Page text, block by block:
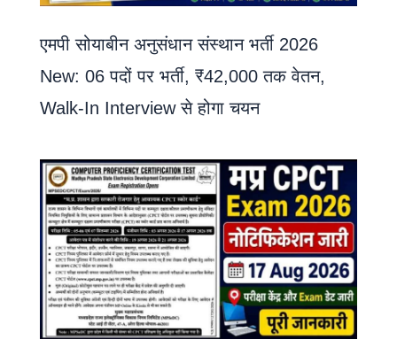
एमपी सोयाबीन अनुसंधान संस्थान भर्ती 2026
New: 06 पदों पर भर्ती, ₹42,000 तक वेतन,
Walk-In Interview से होगा चयन